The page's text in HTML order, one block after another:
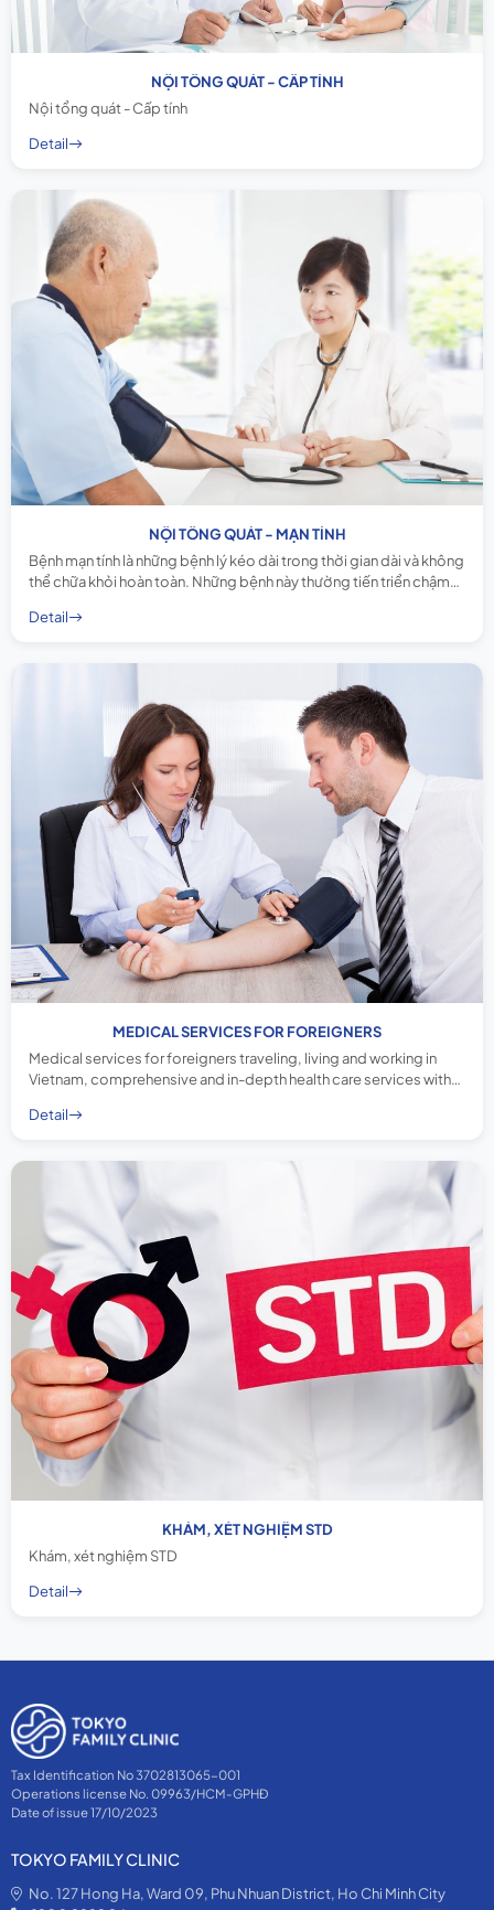
NỘI TỔNG QUÁT - CẤP TÍNH
Nội tổng quát - Cấp tính
Detail
NỘI TỔNG QUÁT - MẠN TÍNH
Bệnh mạn tính là những bệnh lý kéo dài trong thời gian dài và không
thể chữa khỏi hoàn toàn. Những bệnh này thường tiến triển chậm
Detail
MEDICAL SERVICES FOR FOREIGNERS
Medical services for foreigners traveling, living and working in
Vietnam, comprehensive and in-depth health care services with
Detail
KHÁM, XÉT NGHIỆM STD
Khám, xét nghiệm STD
Detail
Tax Identification No 3702813065-001
Operations license No. 09963/HCM-GPHĐ
Date of issue 17/10/2023
TOKYO FAMILY CLINIC
No. 127 Hong Ha, Ward 09, Phu Nhuan District, Ho Chi Minh City